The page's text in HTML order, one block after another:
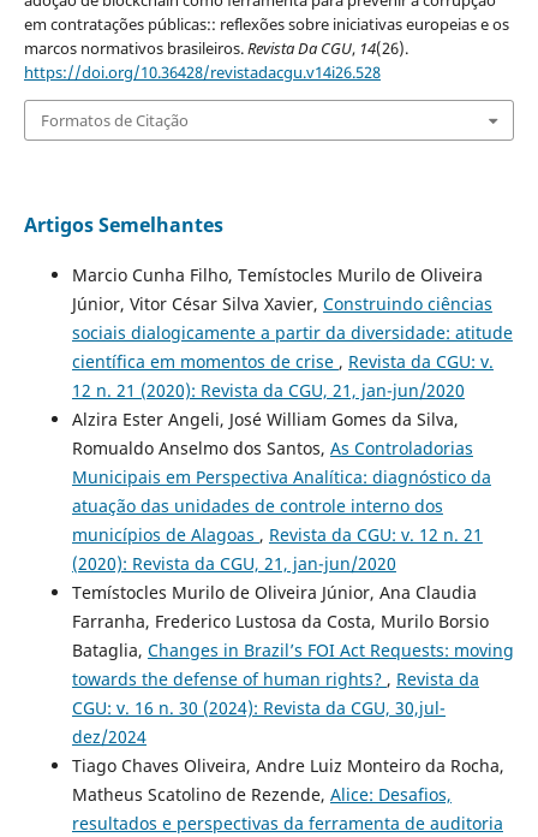
em contratações públicas:: reflexões sobre iniciativas europeias e os
marcos normativos brasileiros.Revista Da CGU, 14(26).
https://doi.org/10.36428/revistadacgu.v14i26.528
Formatos de Citação
Artigos Semelhantes
Marcio Cunha Filho, Temístocles Murilo de Oliveira
Júnior, Vitor César Silva Xavier, Construindo ciências
sociais dialogicamente a partir da diversidade: atitude
científica em momentos de crise , Revista da CGU: v.
12 n. 21 (2020): Revista da CGU, 21, jan-jun/2020
Alzira Ester Angeli, José William Gomes da Silva,
Romualdo Anselmo dos Santos, As Controladorias
Municipais em Perspectiva Analítica: diagnóstico da
atuação das unidades de controle interno dos
municípios de Alagoas , Revista da CGU: v. 12 n. 21
(2020): Revista da CGU, 21, jan-jun/2020
Temístocles Murilo de Oliveira Júnior, Ana Claudia
Farranha, Frederico Lustosa da Costa, Murilo Borsio
Bataglia, Changes in Brazil’s FOI Act Requests: moving
towards the defense of human rights? , Revista da
CGU: v. 16 n. 30 (2024): Revista da CGU, 30,jul-
dez/2024
Tiago Chaves Oliveira, Andre Luiz Monteiro da Rocha,
Matheus Scatolino de Rezende, Alice: Desafios,
resultados e perspectivas da ferramenta de auditoria